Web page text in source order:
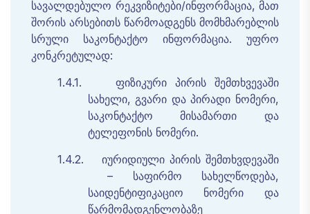
სავალდებულო რეკვიზიტები/ინფორმაცია, მათ
შორის არსებითს წარმოადგენს მომხმარებლის
სრული
საკონტაქტო ინფორმაცია. უფრო
კონკრეტულად:
1.4.1.
ფიზიკური პირის
შემთხვევაში
სახელი,გვარი და პირადი ნომერი,
საკონტაქტო
მისამართი
და
ტელეფონის ნომერი.
1.4.2.
იურიდიული პირის შემთხვდევაში
–
საფირმო სახელწოდება,
საიდენტიფიკაციო
ნომერი
და
წარმომადგენლობაზე